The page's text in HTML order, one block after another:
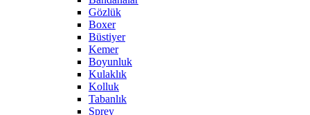
Gözlük
Boxer
Büstiyer
Kemer
Boyunluk
Kulaklık
Kolluk
Tabanlık
Sprey